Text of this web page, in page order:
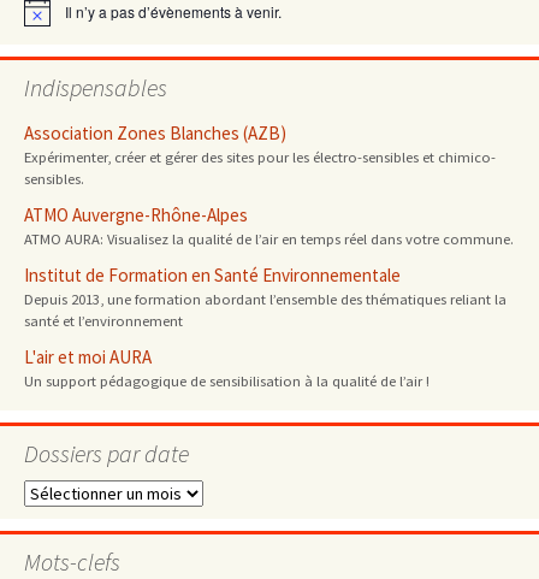
Notice Il n’y a pas d’évènements à venir.
Indispensables
Association Zones Blanches (AZB)
Expérimenter, créer et gérer des sites pour les électro-sensibles et chimico-
sensibles.
ATMO Auvergne-Rhône-Alpes
ATMO AURA: Visualisez la qualité de l’air en temps réel dans votre commune.
Institut de Formation en Santé Environnementale
Depuis 2013, une formation abordant l’ensemble des thématiques reliant la
santé et l’environnement
L'air et moi AURA
Un support pédagogique de sensibilisation à la qualité de l’air !
Dossiers par date
Dossiers
date
Mots-clefs